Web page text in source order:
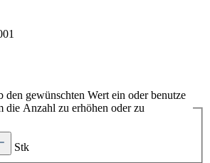
gewünschten Wert ein oder benutze
die Anzahl zu erhöhen oder zu
Stk